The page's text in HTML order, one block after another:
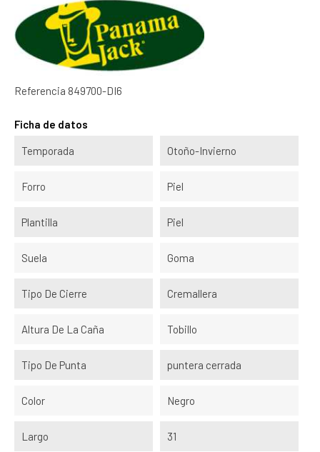
Referencia 849700-DI6
Ficha de datos
Temporada Otoño-Invierno
Forro Piel
Plantilla Piel
Suela Goma
Tipo De Cierre Cremallera
Altura De La Caña Tobillo
Tipo De Punta puntera cerrada
Color Negro
Largo 31